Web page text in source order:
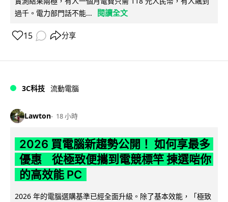
過千。電力部門話不能...
閱讀全文
15 分享
3C科技 流動電腦
Lawton 18 小時
2026 買電腦新趨勢公開！ 如何享最多
優惠 從極致便攜到電競標竿 揀選啱你
的高效能 PC
2026 年的電腦選購基準已經全面升級。除了基本效能，「極致